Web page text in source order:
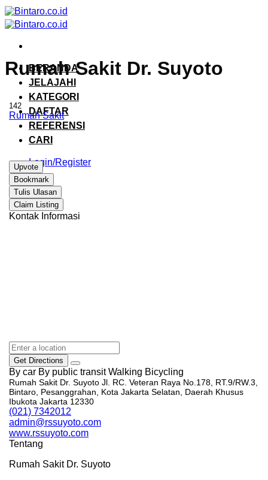
Skip
to
content
BERANDA
JELAJAHI
KATEGORI
DAFTAR
REFERENSI
CARI
Login/Register
Rumah Sakit Dr. Suyoto
142
Rumah Sakit
Upvote
Bookmark
Tulis Ulasan
Claim Listing
Kontak Informasi
Get Directions
By car By public transit Walking Bicycling
Rumah Sakit Dr. Suyoto Jl. RC. Veteran Raya No.178, RT.9/RW.3,
Bintaro, Pesanggrahan, Kota Jakarta Selatan, Daerah Khusus
Ibukota Jakarta 12330
(021) 7342012
admin@rssuyoto.com
www.rssuyoto.com
Tentang
Rumah Sakit Dr. Suyoto